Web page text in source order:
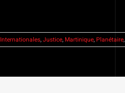
Internationales,Justice, Martinique, Planétaire,